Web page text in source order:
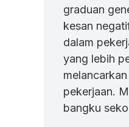
graduan
kesan
dalam
yang lebih
pekerjaan.
bangku